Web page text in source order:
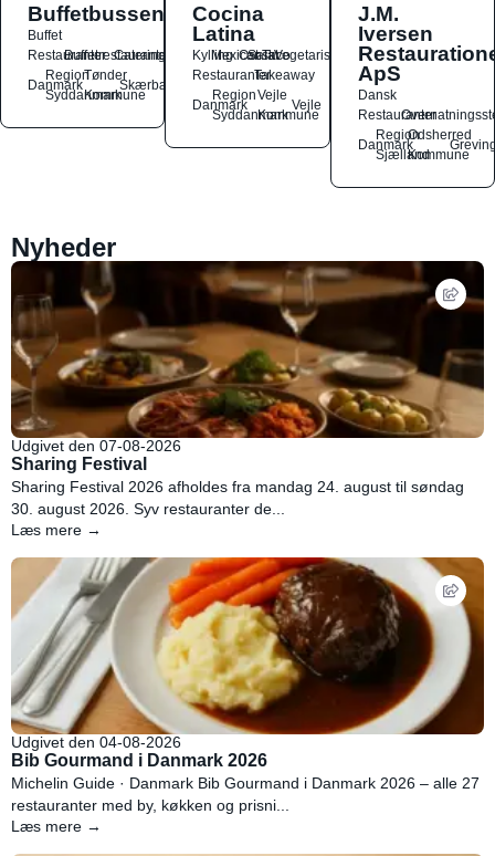
Buffetbussen
Buffet
Restauranter
Buffetrestauranter
Catering
Danmark
Region
Syddanmark
Tønder
Kommune
Skærbæk
Cocina
Latina
Kylling
Mexicansk
OstSalat
TacoVegetarisk
RestauranterTakeaway
Danmark
Region
Syddanmark
Vejle
Kommune
Vejle
J.M.
Iversen
ApS
Dansk
Restauranter
Danmark
Region
Sjælland
Odsherred
Kommune
Nyheder
Udgivet den 07-08-2026
Sharing Festival
Sharing Festival 2026 afholdes fra mandag 24. august til søndag
30. august 2026. Syv restauranter de...
Læs mere →
Udgivet den 04-08-2026
Bib Gourmand i Danmark 2026
Michelin Guide · Danmark Bib Gourmand i Danmark 2026 – alle 27
restauranter med by, køkken og prisni...
Læs mere →